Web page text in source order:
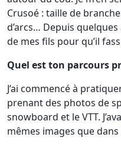
Crusoé : taille de
d’arcs… Depuis quelques
de mes fils pour qu’il
Quel est ton parcours
J’ai commencé à
prenant des photos de
snowboard et le VTT.
mêmes images que